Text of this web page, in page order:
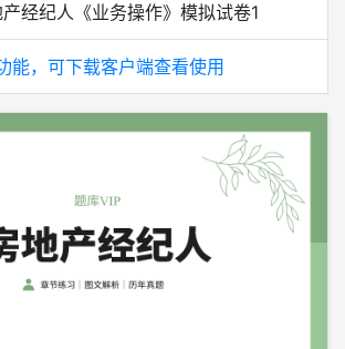
经纪人《业务操作》模拟试卷1
能，可下载客户端查看使用